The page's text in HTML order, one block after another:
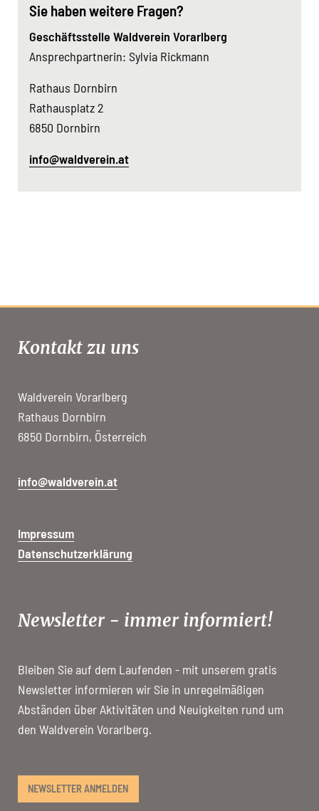
Sie haben weitere Fragen?
Geschäftsstelle Waldverein Vorarlberg
Ansprechpartnerin: Sylvia Rickmann
Rathaus Dornbirn
Rathausplatz 2
6850 Dornbirn
info@waldverein.at
Kontakt zu uns
Waldverein Vorarlberg
Rathaus Dornbirn
6850 Dornbirn, Österreich
info@waldverein.at
Impressum
Datenschutzerklärung
Newsletter - immer informiert!
Bleiben Sie auf dem Laufenden - mit unserem gratis
Newsletter informieren wir Sie in unregelmäßigen
Abständen über Aktivitäten und Neuigkeiten rund um
den Waldverein Vorarlberg.
NEWSLETTER ANMELDEN